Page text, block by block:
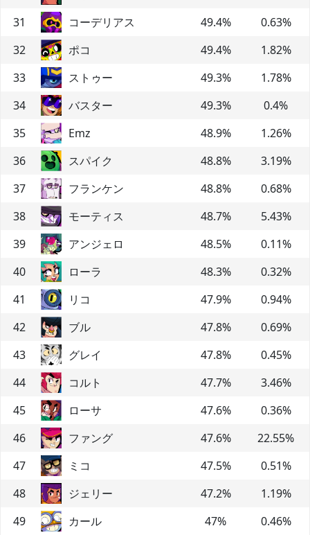
31
コーデリアス 49.4% 0.63%
32
ポコ 49.4% 1.82%
33
ストゥー 49.3% 1.78%
34
バスター 49.3% 0.4%
35
Emz 48.9% 1.26%
36
スパイク 48.8% 3.19%
37
フランケン 48.8% 0.68%
38
モーティス 48.7% 5.43%
39
アンジェロ 48.5% 0.11%
40
ローラ 48.3% 0.32%
41
リコ 47.9% 0.94%
42
ブル 47.8% 0.69%
43
グレイ 47.8% 0.45%
44
コルト 47.7% 3.46%
45
ローサ 47.6% 0.36%
46
ファング 47.6% 22.55%
47
ミコ 47.5% 0.51%
48
ジェリー 47.2% 1.19%
49
カール 47% 0.46%